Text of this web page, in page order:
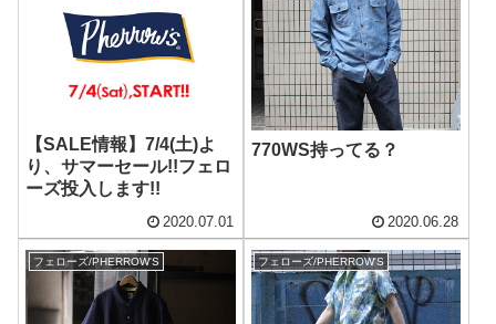
【SALE情報】7/4(土)よ
り、サマーセール!!フェロ
ーズ投入します!!
2020.07.01
770WS持ってる？
2020.06.28
フェローズ/PHERROW'S フェローズ/PHERROW'S